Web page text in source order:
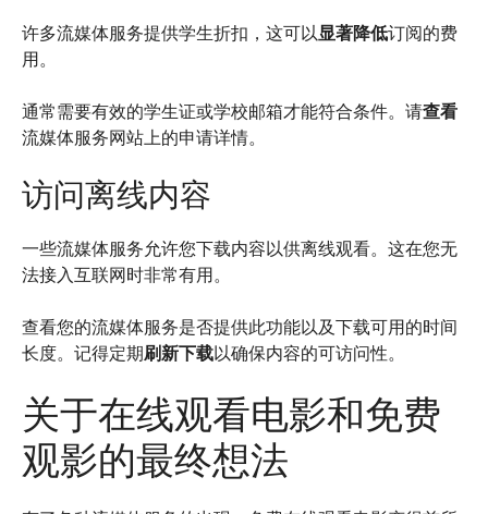
许多流媒体服务提供学生折扣，这可以 显著降低订阅的费
用。
通常需要有效的学生证或学校邮箱才能符合条件。请查看
流媒体服务网站上的申请详情。
访问离线内容
一些流媒体服务允许您下载内容以供离线观看。这在您无
法接入互联网时非常有用。
查看您的流媒体服务是否提供此功能以及下载可用的时间
长度。记得定期刷新下载以确保内容的可访问性。
关于在线观看电影和免费
观影的最终想法